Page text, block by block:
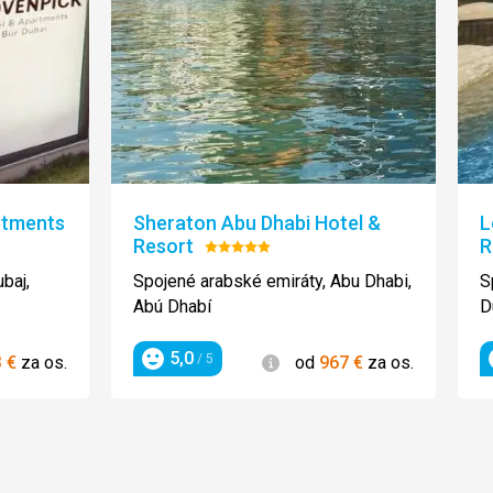
€ za os.
Sheraton Abu Dhabi Hotel &
Resort Hodnotenie:
5/5
Spojené arabské emiráty, Abu Dhabi,
Abú Dhabí
Hodnotenie
5,0 / 5 Informácie
od 967 € za os.